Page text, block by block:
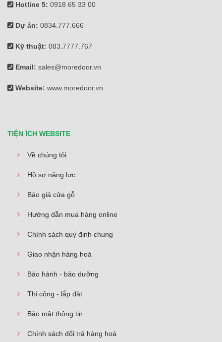
Hotline 5: 0918 65 33 00
Dự án: 0834.777.666
Kỹ thuật: 083.7777.767
Email: sales@moredoor.vn
Website: www.moredoor.vn
TIỆN ÍCH WEBSITE
Về chúng tôi
Hồ sơ năng lực
Báo giá cửa gỗ
Hướng dẫn mua hàng online
Chính sách quy định chung
Giao nhận hàng hoá
Bảo hành - bảo dưỡng
Thi công - lắp đặt
Bảo mật thông tin
Chính sách đổi trả hàng hoá